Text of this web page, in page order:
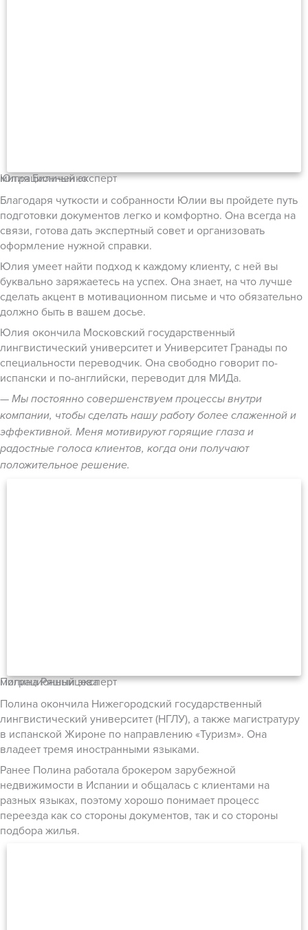
Юлия Биличенко
миграционный эксперт
Благодаря чуткости и собранности Юлии вы пройдете путь
подготовки документов легко и комфортно. Она всегда на
связи, готова дать экспертный совет и организовать
оформление нужной справки.
Юлия умеет найти подход к каждому клиенту, с ней вы
буквально заряжаетесь на успех. Она знает, на что лучше
сделать акцент в мотивационном письме и что обязательно
должно быть в вашем досье.
Юлия окончила Московский государственный
лингвистический университет и Университет Гранады по
специальности переводчик. Она свободно говорит по-
испански и по-английски, переводит для МИДа.
— Мы постоянно совершенствуем процессы внутри
компании, чтобы сделать нашу работу более слаженной и
эффективной. Меня мотивируют горящие глаза и
радостные голоса клиентов, когда они получают
положительное решение.
Полина Ряшницева
миграционный эксперт
Полина окончила Нижегородский государственный
лингвистический университет (НГЛУ), а также магистратуру
в испанской Жироне по направлению «Туризм». Она
владеет тремя иностранными языками.
Ранее Полина работала брокером зарубежной
недвижимости в Испании и общалась с клиентами на
разных языках, поэтому хорошо понимает процесс
переезда как со стороны документов, так и со стороны
подбора жилья.